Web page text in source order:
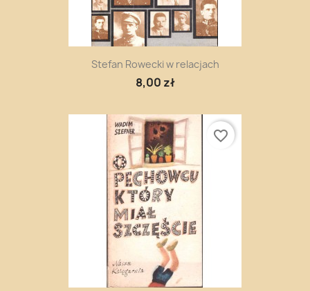
Stefan Rowecki w relacjach
8,00 zł
favorite_border